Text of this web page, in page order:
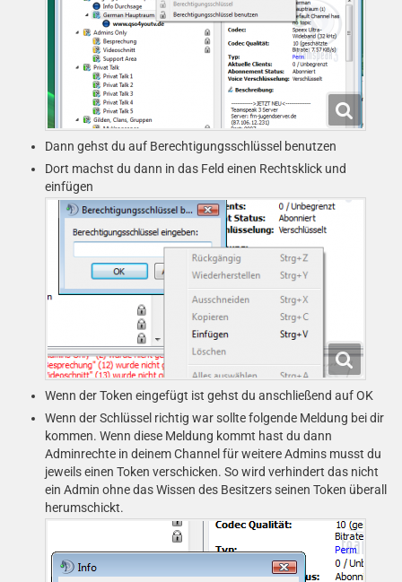
Forum bei uns. Auch für andere Fragen steht das
Admin-Team im Forum jederzeit zur Verfügung.
Den Client kannst du unter folgender Adresse
herunterladen:
http://www.download.frn-jugend.de
Viel Spaß mit dem Channel wünschen die
QSO4YOU-Administratoren
Dann gehst du auf Berechtigungsschlüssel benutzen
Dort machst du dann in das Feld einen Rechtsklick und
einfügen
Wenn der Token eingefügt ist gehst du anschließend auf OK
Wenn der Schlüssel richtig war sollte folgende Meldung bei dir
kommen. Wenn diese Meldung kommt hast du dann
Adminrechte in deinem Channel für weitere Admins musst du
jeweils einen Token verschicken. So wird verhindert das nicht
ein Admin ohne das Wissen des Besitzers seinen Token überall
herumschickt.